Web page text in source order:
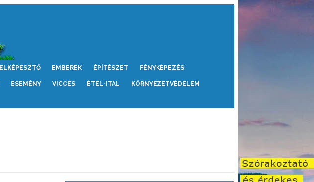
ELKÉPESZTŐ EMBEREK ÉPÍTÉSZET FÉNYKÉPEZÉS
ESEMÉNY VICCES ÉTEL-ITAL KÖRNYEZETVÉDELEM